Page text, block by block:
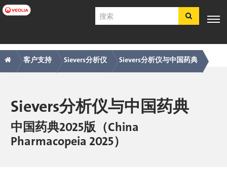
跳
转
要
内
容
搜
索
主
导
专业知
识
行业应
用
产品与服
务
客户支 工具
电子商
店​​​​​​​
SDS
简介
招贤纳士
痕
迹
客户支持 Sievers分析仪 Sievers分析仪与中国药典
Sievers分析仪与中国药典
中国药典2025版（China
Pharmacopeia 2025）